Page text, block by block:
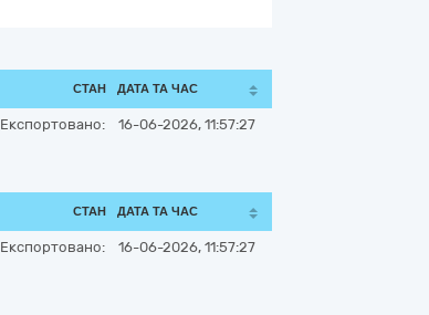
СТАН ДАТА ТА ЧАС
Експортовано: 16-06-2026, 11:57:27
СТАН ДАТА ТА ЧАС
Експортовано: 16-06-2026, 11:57:27